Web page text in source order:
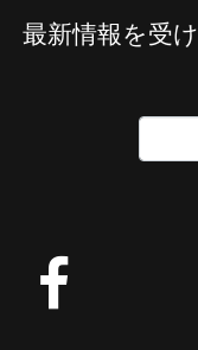
最新情報を受